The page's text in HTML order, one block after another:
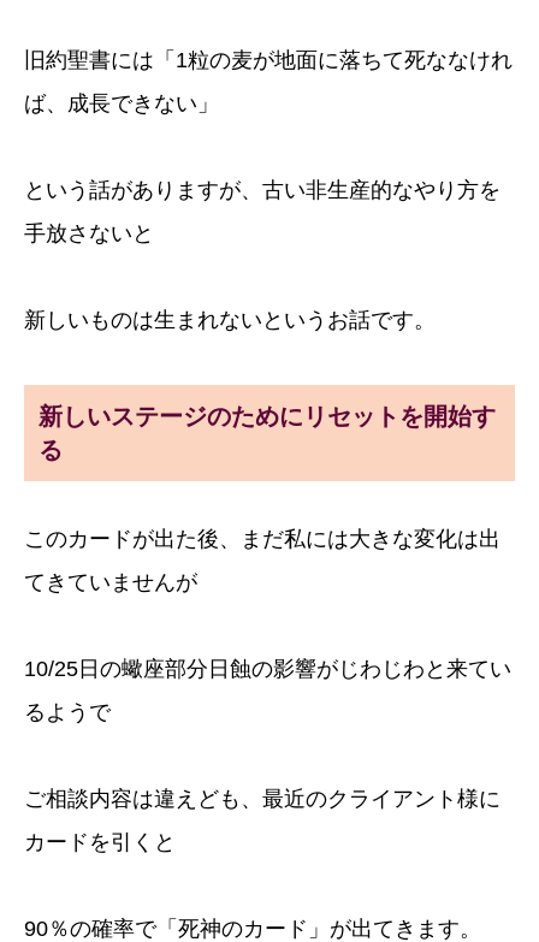
旧約聖書には「1粒の麦が地面に落ちて死ななけれ
ば、成長できない」
という話がありますが、古い非生産的なやり方を
手放さないと
新しいものは生まれないというお話です。
新しいステージのためにリセットを開始す
る
このカードが出た後、まだ私には大きな変化は出
てきていませんが
10/25日の蠍座部分日蝕の影響がじわじわと来てい
るようで
ご相談内容は違えども、最近のクライアント様に
カードを引くと
90％の確率で「死神のカード」が出てきます。